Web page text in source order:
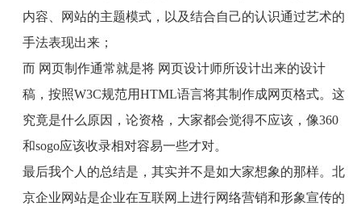
内容、网站的主题模式，以及结合自己的认识通过艺术的
手法表现出来；
而 网页制作通常就是将 网页设计师所设计出来的设计
稿，按照W3C规范用HTML语言将其制作成网页格式。这
究竟是什么原因，论资格，大家都会觉得不应该，像360
和sogo应该收录相对容易一些才对。
最后我个人的总结是，其实并不是如大家想象的那样。北
京企业网站是企业在互联网上进行网络营销和形象宣传的